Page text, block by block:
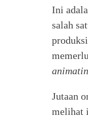
Ini
salah
Jutaan
melihat